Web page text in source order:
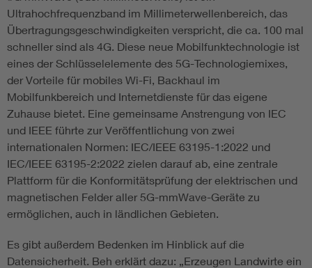
Ultrahochfrequenzband im Millimeterwellenbereich, das
Übertragungsgeschwindigkeiten verspricht, die ca. 100 mal
schneller sind als 4G. Diese neue Mobilfunktechnologie ist
eines der Schlüsselelemente des 5G-Technologiemixes,
der Vorteile für mobiles Wi-Fi, Backhaul im
Mobilfunkbereich und Internetdienste für das eigene
Zuhause bietet. Eine gemeinsame Anstrengung von IEC
und IEEE führte zur Veröffentlichung von zwei
internationalen Normen: IEC/IEEE 63195-1:2022 und
IEC/IEEE 63195-2:2022 zielen darauf ab, eine zentrale
Plattform für die Konformitätsprüfung der elektrischen und
magnetischen Felder aller 5G-mmWave-Geräte zu
ermöglichen, auch in ländlichen Gebieten.
Es gibt außerdem Bedenken im Hinblick auf die
Datensicherheit. Beh erklärt dazu: „Erzeugen Landwirte ein